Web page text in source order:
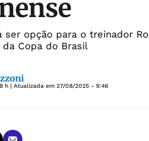
ser opção para o treinador
Copa do Brasil
h | Atualizada em 27/08/2025 - 9:46